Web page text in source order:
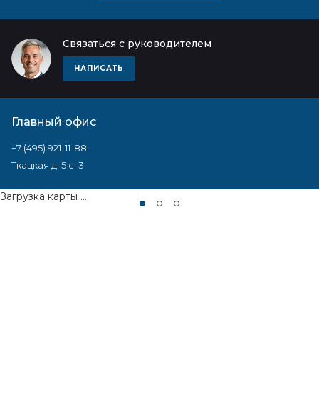
Связаться с руководителем
НАПИСАТЬ
Главный офис
+7 (495) 921-11-88
Ткацкая д. 5 с. 3
Загрузка карты ...